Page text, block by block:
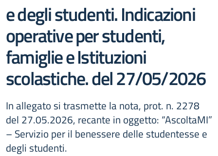
e degli studenti. Indicazioni
operative per studenti,
famiglie e Istituzioni
scolastiche. del 27/05/2026
In allegato si trasmette la nota, prot. n. 2278
del 27.05.2026, recante in oggetto: “AscoltaMI”
– Servizio per il benessere delle studentesse e
degli studenti.